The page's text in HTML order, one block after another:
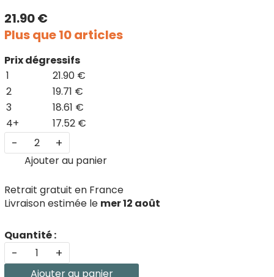
21.90 €
Plus que 10 articles
Prix dégressifs
1
21.90 €
2
19.71 €
3
18.61 €
4+
17.52 €
- +
Ajouter au panier
Retrait gratuit en France
Livraison estimée le mer 12 août
Quantité :
- +
Ajouter au panier